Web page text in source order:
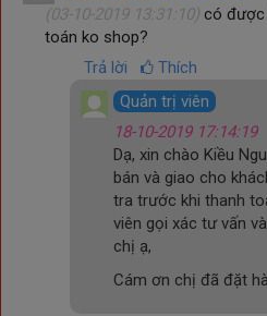
(03-10-2019 13:31:10) có được
toán ko shop?
Trả lời
Thích
Quản trị viên
18-10-2019 17:14:19
Dạ, xin chào Kiều
bán và giao cho
tra trước khi thanh
viên gọi xác tư vấn
chị ạ,
Cám ơn chị đã đặt